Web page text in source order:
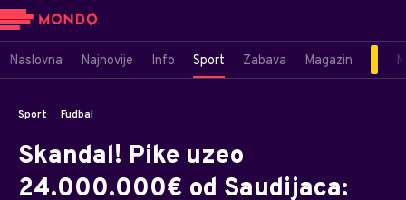
Naslovna Najnovije Info Sport Zabava Magazin
Sport Fudbal
Skandal! Pike uzeo
24.000.000€ od Saudijaca: